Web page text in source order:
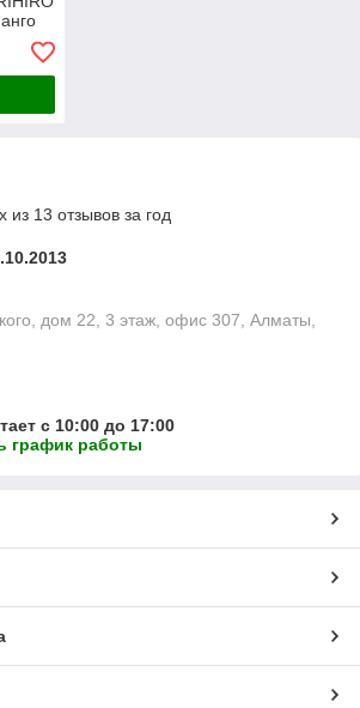
13 отзывов за год
дом 22, 3 этаж, офис 307, Алматы,
с 10:00 до 17:00
график работы